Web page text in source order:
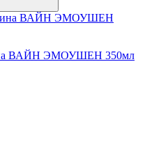
ВАЙН ЭМОУШЕН 350мл